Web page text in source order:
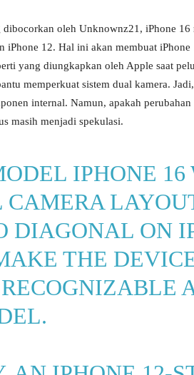
oleh Unknownz21, iPhone 16
iPhone 12. Hal ini akan membuat
yang diungkapkan oleh Apple saat
memperkuat sistem dual kamera.
internal. Namun, apakah
masih menjadi spekulasi.
IPHONE
CAMERA
DIAGONAL ON
THE